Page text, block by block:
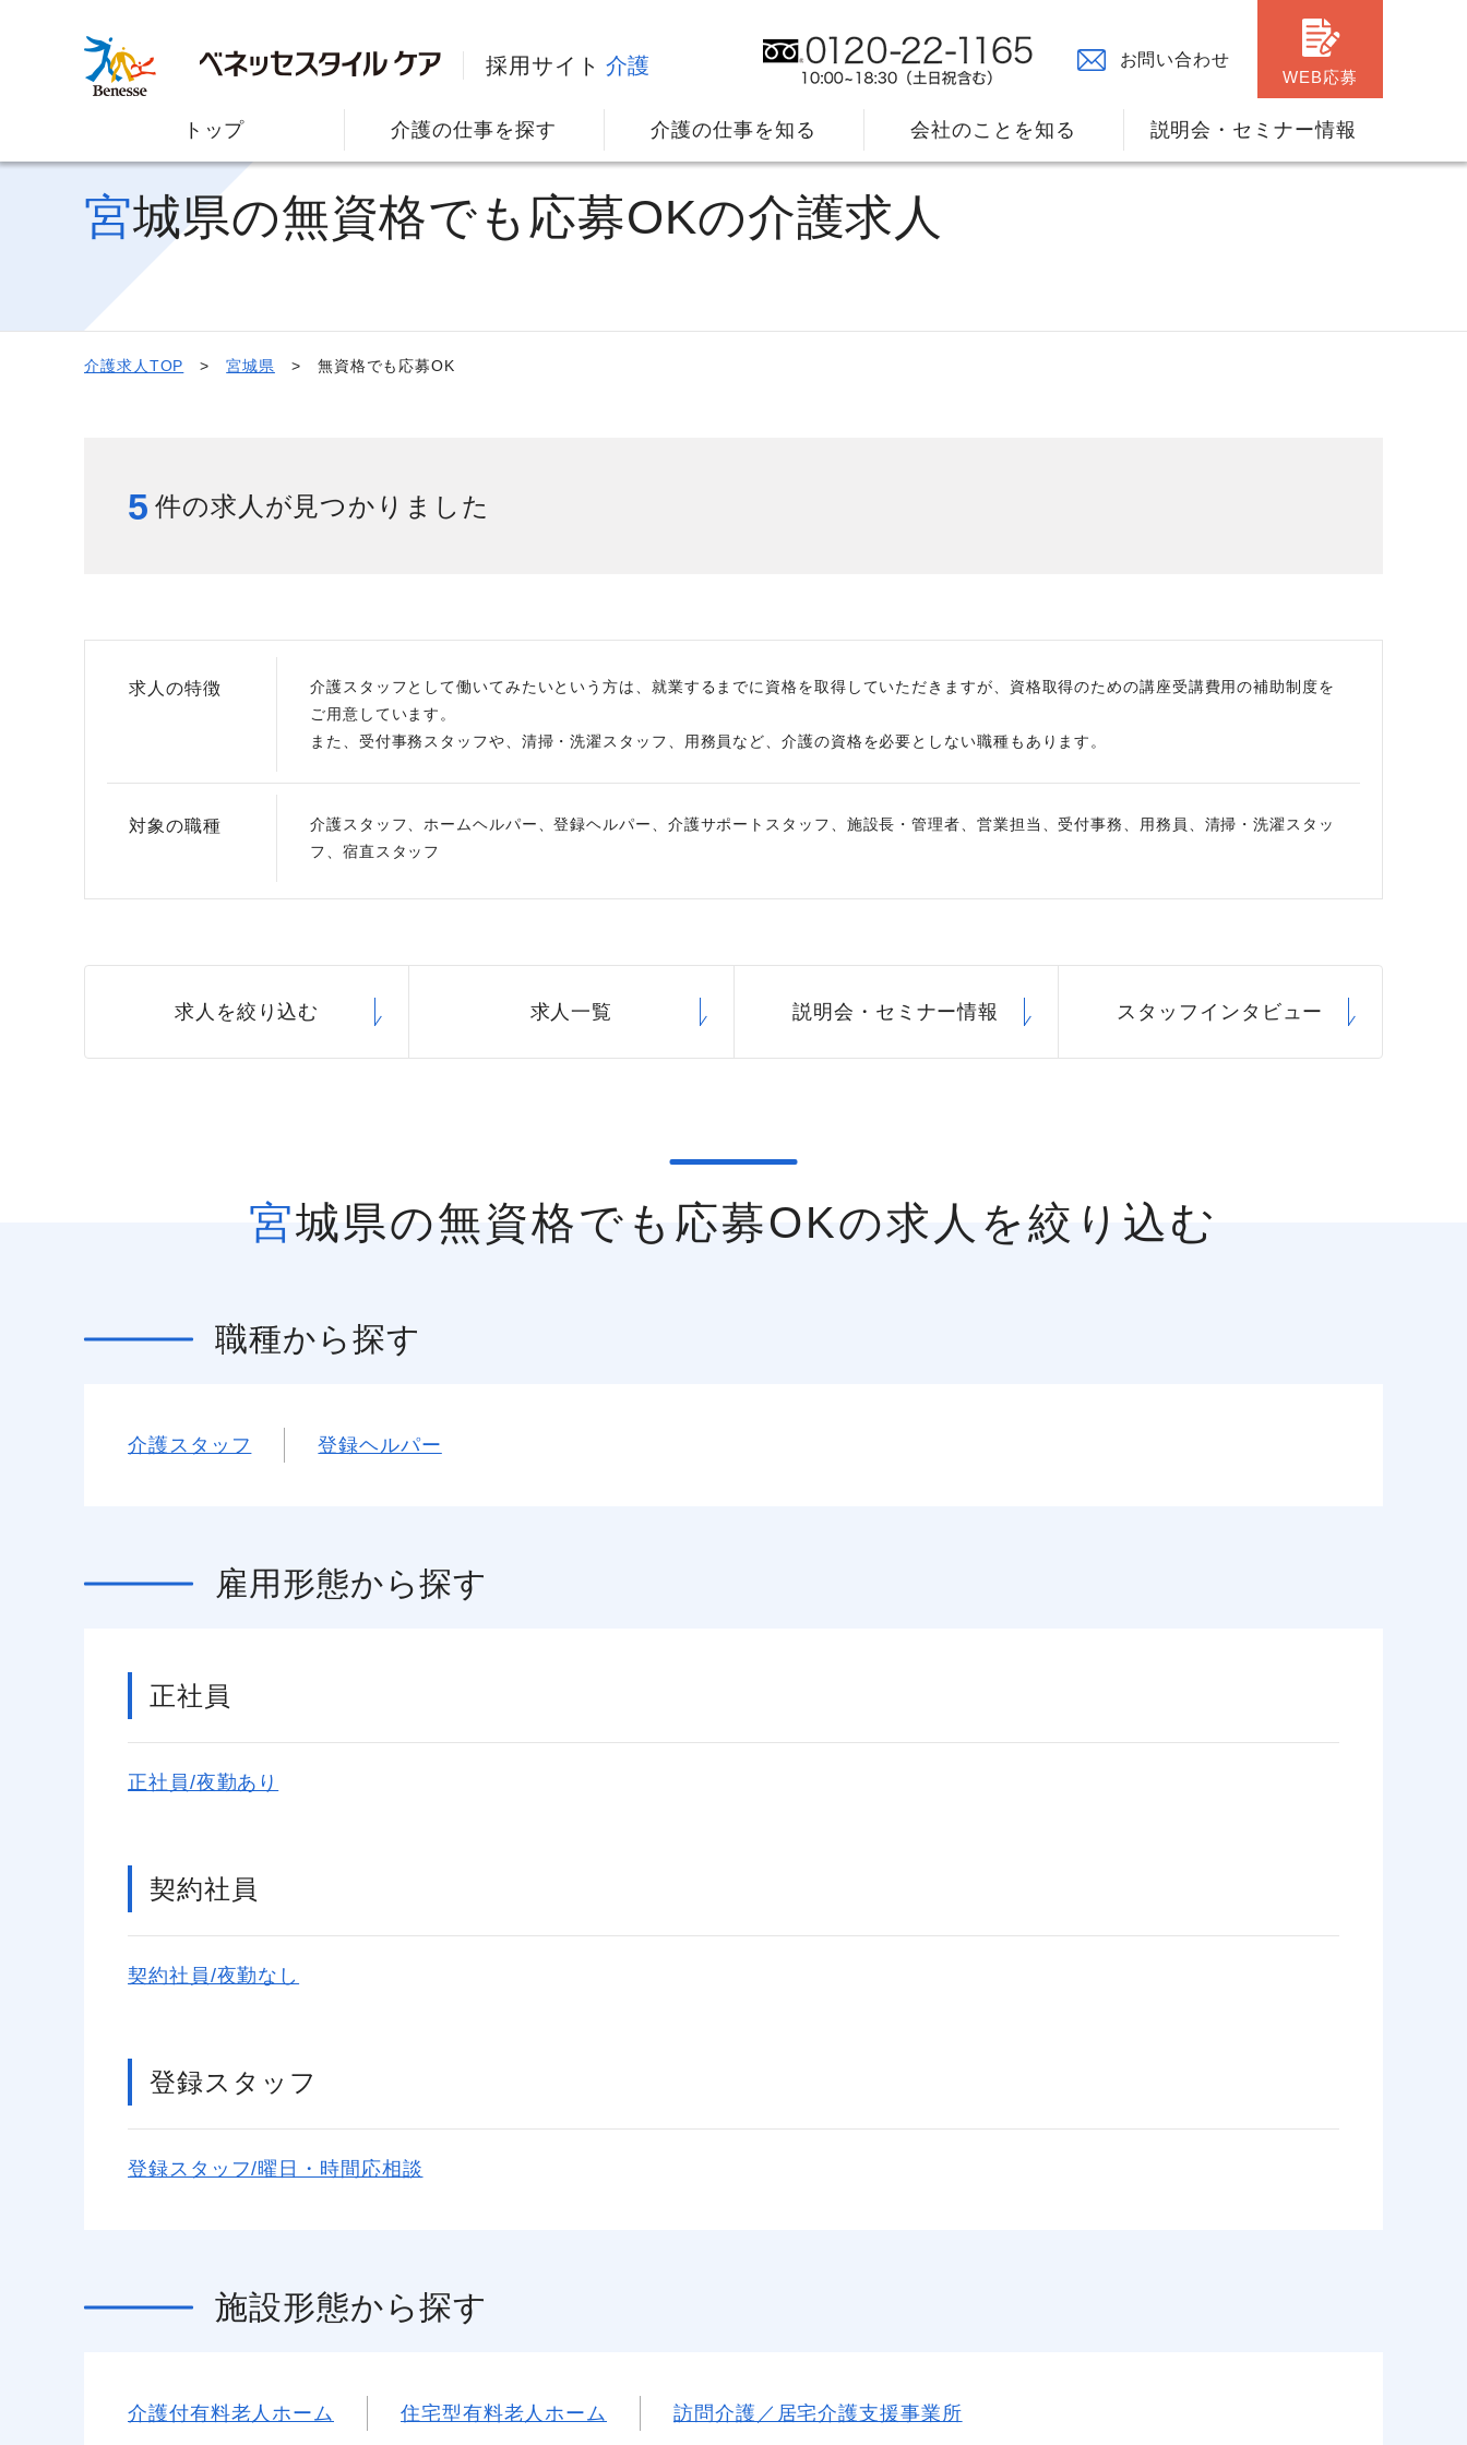
採用サイト 介護
お問い合わせ
WEB応募
トップ 介護の仕事を探す 介護の仕事を知る
給与制度 資格取得サポート制度 福利厚生
会社のことを知る
スタッフインタビュー 社員主役のプロジェクト 職場データ
説明会・セミナー情報
宮城県の無資格でも応募OKの介護求人
介護求人TOP 宮城県 無資格でも応募OK
5 件の求人が見つかりました
求人の特徴
介護スタッフとして働いてみたいという方は、就業するまでに資格を取得していただきますが、資格取得のための講座受講費用の補助制度を
ご用意しています。
また、受付事務スタッフや、清掃・洗濯スタッフ、用務員など、介護の資格を必要としない職種もあります。
対象の職種
介護スタッフ、ホームヘルパー、登録ヘルパー、介護サポートスタッフ、施設長・管理者、営業担当、受付事務、用務員、清掃・洗濯スタッ
フ、宿直スタッフ
求人を絞り込む 求人一覧 説明会・ セミナー情報 スタッフ インタビュー
宮城県の無資格でも応募OKの求人を絞り込む
職種から探す
介護スタッフ 登録ヘルパー
雇用形態から探す
正社員
正社員/夜勤あり
契約社員
契約社員/夜勤なし
登録スタッフ
登録スタッフ/曜日・時間応相談
施設形態から探す
介護付有料老人ホーム 住宅型有料老人ホーム 訪問介護／居宅介護支援事業所